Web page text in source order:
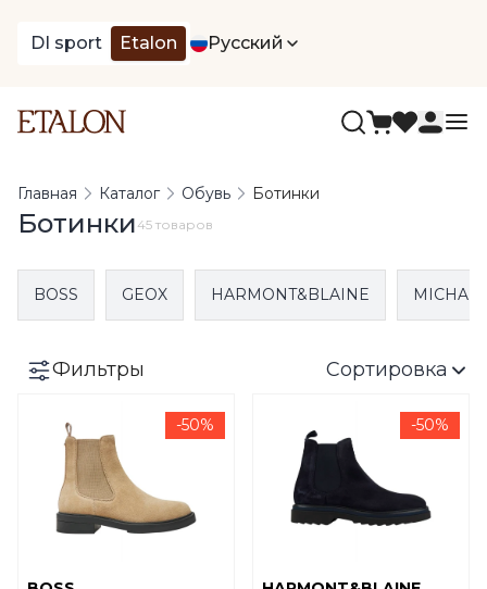
DI sport Etalon Русский
Главная Каталог Обувь Ботинки
Ботинки 45 товаров
BOSS GEOX HARMONT&BLAINE
Фильтры Сортировка
-50% -50%